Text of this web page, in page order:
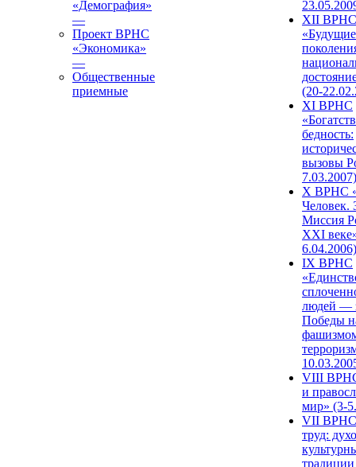
«Демография»
—
Проект ВРНС
«Экономика»
—
Общественные
приемные
XII ВРНС
«Будущие
(20-
XI ВРНС
бедность:
вызовы
7.03.2007)
X ВРНС
Человек.
Миссия
XXI
6.04.2006)
IX ВРНС
людей —
Победы
VIII
и
мир» (3-
VII ВРНС
труд: